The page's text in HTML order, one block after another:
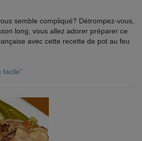
semble compliqué? Détrompez-vous,
long, vous allez adorer préparer ce
avec cette recette de pot au feu
facile"